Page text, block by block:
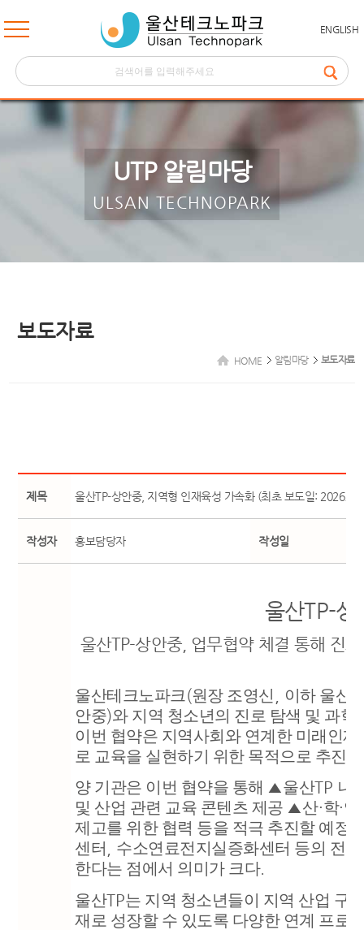
ENGLISH
UTP 알림마당
ULSAN TECHNOPARK
보도자료
HOME 알림마당 보도자료
제목 울산TP-상안중, 지역형 인재육성 가속화 (최초 보도일: 2026. 2.
작성자 홍보담당자 작성일
울산TP-상
울산TP-상안중 업무협약 체결 통해 진
울산테크노파크 (원장 조영신 이하 울산
안중)와 지역 청소년의 진로 탐색 및 과
이번 협약은 지역사회와 연계한 미래인
로 교육을 실현하기 위한 목적으로 추진
양 기관은 이번 협약을 통해 ▲울산TP 내
및 산업 관련 교육 콘텐츠 제공 ▲산·학·
제고를 위한 협력 등을 적극 추진할 예정
센터
수소연료전지실증화센터 등의 전
한다는 점에서 의미가 크다.
울산TP는 지역 청소년들이 지역 산업 구
재로 성장할 수 있도록 다양한 연계 프로